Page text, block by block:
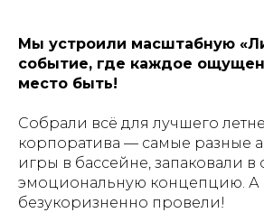
Мы устроили масштабную
событие, где каждое
место быть!
Собрали всё для лучшего
корпоратива — самые разные
игры в бассейне, запаковали в
эмоциональную концепцию. А
безукоризненно провели!